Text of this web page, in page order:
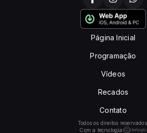
Página Inicial
Programação
Vídeos
Recados
Contato
Todos os direitos reservados.
Com a tecnologia